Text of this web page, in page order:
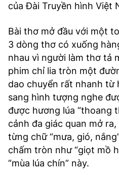
của Đài Truyền hình Việt
Bài thơ mở đầu với một
3 dòng thơ có xuống
nhau vì người làm thơ tả
phim chỉ lia tròn một
dao chuyển rất nhanh từ
sang hình tượng nghe
được hương lúa “thoang
cảnh đa giác quan mở
từng chữ “mưa, gió,
chấm tròn như “giọt mồ
“mùa lúa chín” này.